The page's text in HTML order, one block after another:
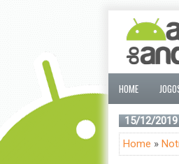
HOME
15/12/2019
Home »